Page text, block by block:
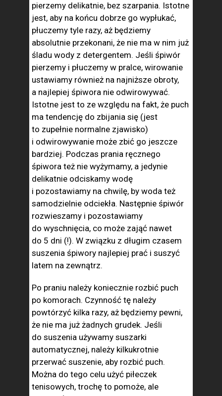
pierzemy delikatnie, bez szarpania. Istotne
jest, aby na końcu dobrze go wypłukać,
płuczemy tyle razy, aż będziemy
absolutnie przekonani, że nie ma w nim już
śladu wody z detergentem. Jeśli śpiwór
pierzemy i płuczemy w pralce, wirowanie
ustawiamy również na najniższe obroty,
a najlepiej śpiwora nie odwirowywać.
Istotne jest to ze względu na fakt, że puch
ma tendencję do zbijania się (jest
to zupełnie normalne zjawisko)
i odwirowywanie może zbić go jeszcze
bardziej. Podczas prania ręcznego
śpiwora też nie wyżymamy, a jedynie
delikatnie odciskamy wodę
i pozostawiamy na chwilę, by woda też
samodzielnie odciekła. Następnie śpiwór
rozwieszamy i pozostawiamy
do wyschnięcia, co może zająć nawet
do 5 dni (!). W związku z długim czasem
suszenia śpiwory najlepiej prać i suszyć
latem na zewnątrz.
Po praniu należy koniecznie rozbić puch
po komorach. Czynność tę należy
powtórzyć kilka razy, aż będziemy pewni,
że nie ma już żadnych grudek. Jeśli
do suszenia używamy suszarki
automatycznej, należy kilkukrotnie
przerwać suszenie, aby rozbić puch.
Można do tego celu użyć piłeczek
tenisowych, trochę to pomoże, ale